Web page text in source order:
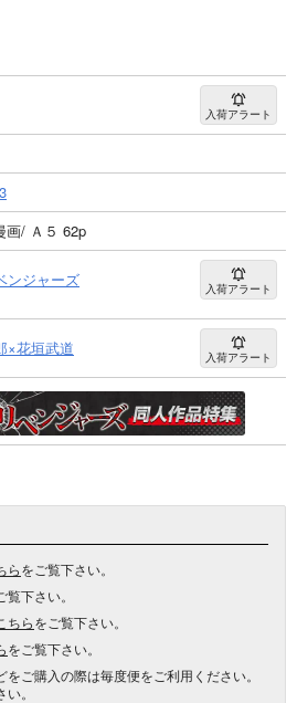
入荷アラート
画/ Ａ５ 62p
ンジャーズ 入荷アラート
×花垣武道 入荷アラート
らをご覧下さい。
覧下さい。
ちらをご覧下さい。
をご覧下さい。
ご購入の際は毎度便をご利用ください。
。